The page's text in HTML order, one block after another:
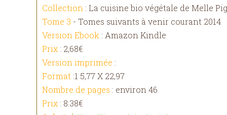
Collection : La cuisine bio végétale de Melle
Tome 3 - Tomes suivants à venir courant 2014
Version Ebook : Amazon Kindle
Prix : 2,68€
Version imprimée :
Format :1 5,77 X 22,97
Nombre de pages : environ 46
Prix : 8.38€